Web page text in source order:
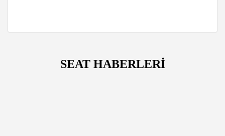
SEAT HABERLERİ